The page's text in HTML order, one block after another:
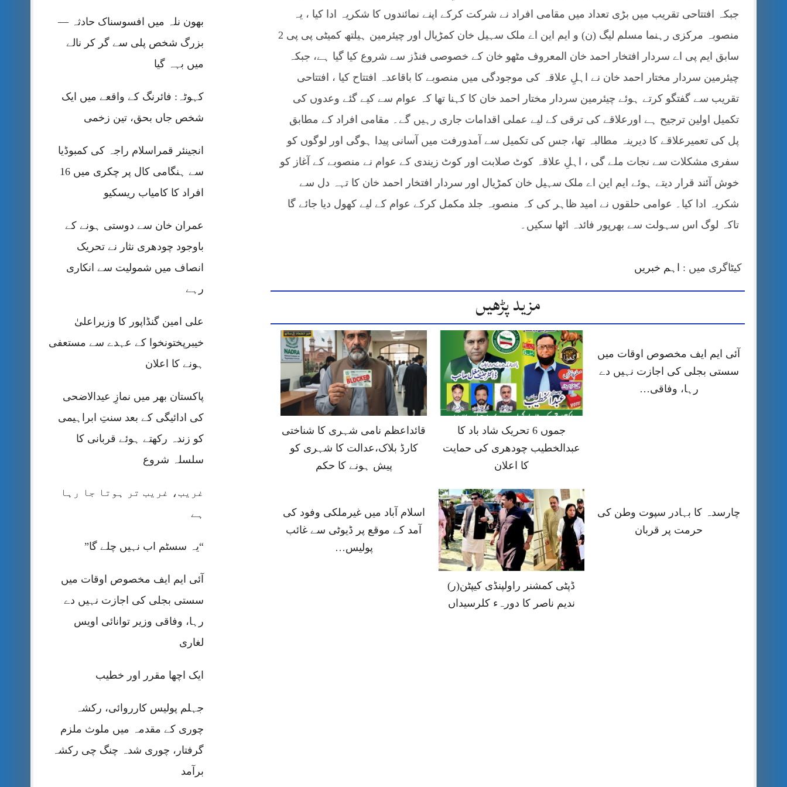
بھون نلہ میں افسوسناک حادثہ —
بزرگ شخص پلی سے گر کر نالے
میں بہہ گیا
کہوٹہ: فائرنگ کے واقعے میں ایک
شخص جاں بحق، تین زخمی
انجینئر قمراسلام راجہ کی کمبوڈیا
سے ہنگامی کال پر چکری میں 16
افراد کا کامیاب ریسکیو
عمران خان سے دوستی ہونے کے
باوجود چودھری نثار نے تحریک
انصاف میں شمولیت سے انکاری
رہے
علی امین گنڈاپور کا وزیراعلیٰ
خیبرپختونخوا کے عہدے سے مستعفی
ہونے کا اعلان
پاکستان بھر میں نمازِ عیدالاضحی
کی ادائیگی کے بعد سنتِ ابراہیمی
کو زندہ رکھتے ہوئے قربانی کا
سلسلہ شروع
غریب، غریب تر ہوتا جا رہا
ہے
“یہ سسٹم اب نہیں چلے گا”
آئی ایم ایف مخصوص اوقات میں
سستی بجلی کی اجازت نہیں دے
رہا، وفاقی وزیر توانائی اویس
لغاری
ایک اچھا مقرر اور خطیب
جہلم پولیس کارروائی، رکشہ
چوری کے مقدمہ میں ملوث ملزم
گرفتار، چوری شدہ چنگ چی رکشہ
برآمد
جبکہ افتتاحی تقریب میں بڑی تعداد میں مقامی افراد نے شرکت کرکے اپنے نمائندوں کا شکریہ ادا کیا ، یہ
منصوبہ مرکزی رہنما مسلم لیگ (ن) و ایم این اے ملک سہیل خان کمڑیال اور چیئرمین ہیلتھ کمیٹی پی پی 2
سابق ایم پی اے سردار افتخار احمد خان المعروف مٹھو خان کے خصوصی فنڈز سے شروع کیا گیا ہے، جبکہ
چیئرمین سردار مختار احمد خان نے اہلِ علاقہ کی موجودگی میں منصوبے کا باقاعدہ افتتاح کیا ، افتتاحی
تقریب سے گفتگو کرتے ہوئے چیئرمین سردار مختار احمد خان کا کہنا تھا کہ عوام سے کیے گئے وعدوں کی
تکمیل اولین ترجیح ہے اورعلاقے کی ترقی کے لیے عملی اقدامات جاری رہیں گے۔ مقامی افراد کے مطابق
پل کی تعمیرعلاقے کا دیرینہ مطالبہ تھا، جس کی تکمیل سے آمدورفت میں آسانی پیدا ہوگی اور لوگوں کو
سفری مشکلات سے نجات ملے گی ، اہلِ علاقہ کوٹ صلابت اور کوٹ زیندی کے عوام نے منصوبے کے آغاز کو
خوش آئند قرار دیتے ہوئے ایم این اے ملک سہیل خان کمڑیال اور سردار افتخار احمد خان کا تہہ دل سے
شکریہ ادا کیا۔ عوامی حلقوں نے امید ظاہر کی کہ منصوبہ جلد مکمل کرکے عوام کے لیے کھول دیا جائے گا
تاکہ لوگ اس سہولت سے بھرپور فائدہ اٹھا سکیں۔
کیٹاگری میں : اہم خبریں
مزید پڑھیں
آئی ایم ایف مخصوص اوقات میں
سستی بجلی کی اجازت نہیں دے
رہا، وفاقی…
جموں 6 تحریک شاد باد کا
عبدالخطیب چودھری کی حمایت
کا اعلان
قائداعظم نامی شہری کا شناختی
کارڈ بلاک،عدالت کا شہری کو
پیش ہونے کا حکم
چارسدہ کا بہادر سپوت وطن کی
حرمت پر قربان
ڈپٹی کمشنر راولپنڈی کیپٹن(ر)
ندیم ناصر کا دورہء کلرسیداں
اسلام آباد میں غیرملکی وفود کی
آمد کے موقع پر ڈیوٹی سے غائب
پولیس…